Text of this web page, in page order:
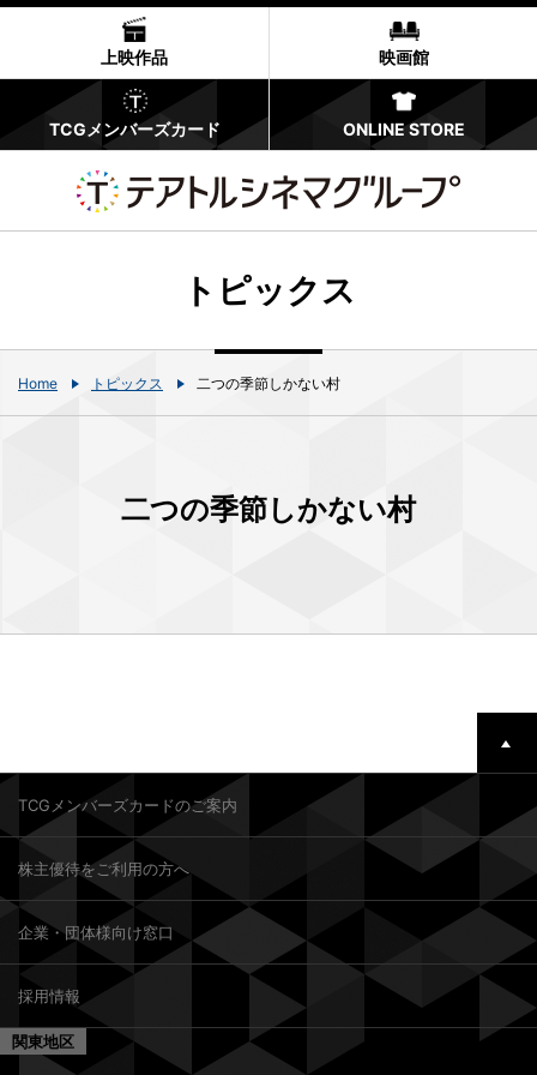
上映作品 映画館
TCGメンバーズカード ONLINE STORE
トピックス
Home トピックス 二つの季節しかない村
二つの季節しかない村
TCGメンバーズカードのご案内
株主優待をご利用の方へ
企業・団体様向け窓口
採用情報
関東地区